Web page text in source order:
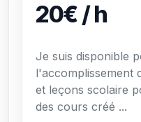
20€ / h
Je suis disponible
l'accomplissement
et leçons scolaire
des cours créé ...